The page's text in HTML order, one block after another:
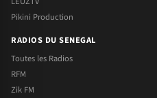
Pikini Production
RADIOS DU SENEGAL
Toutes les Radios
RFM
Zik FM